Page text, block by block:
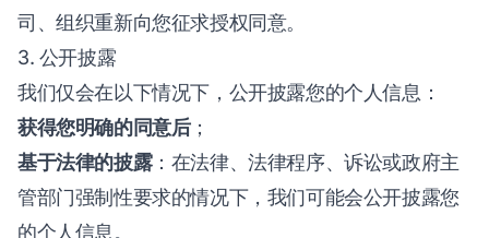
司、组织重新向您征求授权同意。
3. 公开披露
我们仅会在以下情况下，公开披露您的个人信息：
获得您明确的同意后；
基于法律的披露：在法律、法律程序、诉讼或政府主
管部门强制性要求的情况下，我们可能会公开披露您
的个人信息。